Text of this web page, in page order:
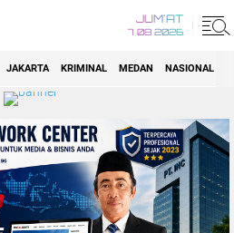
JUM'AT
7 08 2026
JAKARTA KRIMINAL MEDAN NASIONAL